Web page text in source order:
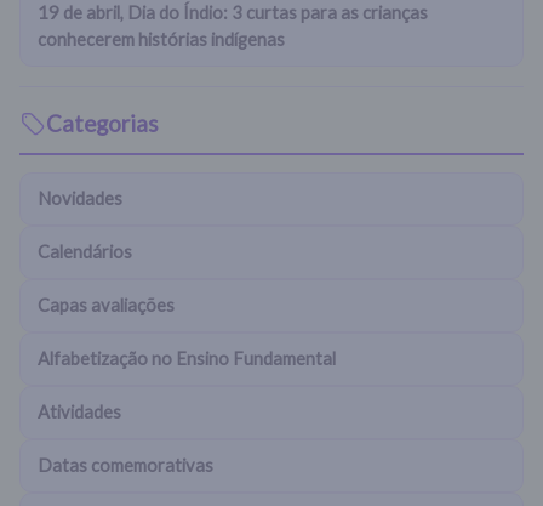
19 de abril, Dia do Índio: 3 curtas para as crianças
conhecerem histórias indígenas
Categorias
Novidades
Calendários
Capas avaliações
Alfabetização no Ensino Fundamental
Atividades
Datas comemorativas